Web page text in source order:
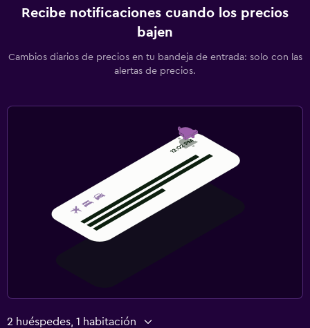
Recibe notificaciones cuando los precios
bajen
Cambios diarios de precios en tu bandeja de entrada: solo con las
alertas de precios.
2 huéspedes, 1 habitación